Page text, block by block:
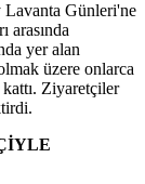
Günleri'ne
arasında
yer alan
üzere onlarca
Ziyaretçiler